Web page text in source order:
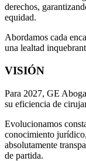
derechos,
equidad.
Abordamos cada
una lealtad
VISIÓN
Para 2027, GE
su eficiencia de
Evolucionamos
conocimiento
absolutamente
de partida.